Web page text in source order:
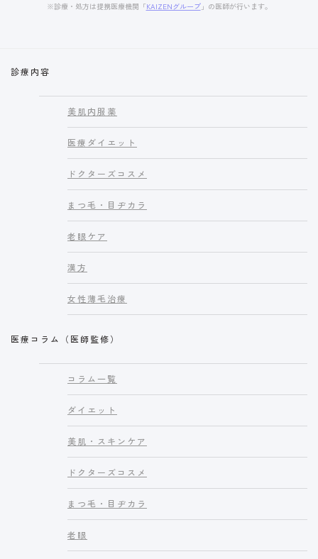
※診療・処方は提携医療機関「KAIZENグループ」の医師が行います。
診療内容
美肌内服薬
医療ダイエット
ドクターズコスメ
まつ毛・目ヂカラ
老眼ケア
漢方
女性薄毛治療
医療コラム（医師監修）
コラム一覧
ダイエット
美肌・スキンケア
ドクターズコスメ
まつ毛・目ヂカラ
老眼